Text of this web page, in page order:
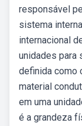
responsável
sistema
internacional
unidades para
definida como
material
em uma
é a grandeza